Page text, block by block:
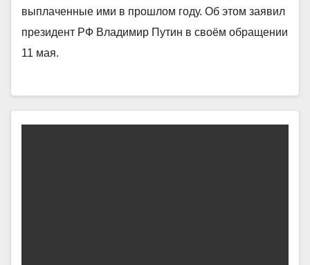
выплаченные ими в прошлом году. Об этом заявил
президент РФ Владимир Путин в своём обращении
11 мая.